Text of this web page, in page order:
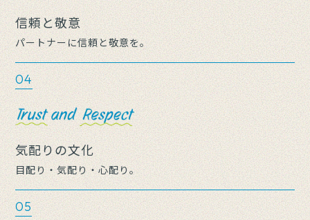
信頼と敬意
パートナーに信頼と敬意を。
04
気配りの文化
目配り・気配り・心配り。
05